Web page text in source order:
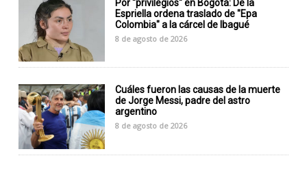
Por "privilegios" en Bogotá: De la
Espriella ordena traslado de "Epa
Colombia" a la cárcel de Ibagué
8 de agosto de 2026
Cuáles fueron las causas de la muerte
de Jorge Messi, padre del astro
argentino
8 de agosto de 2026